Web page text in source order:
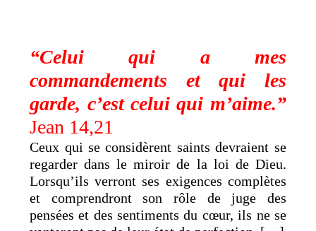
“Celui qui a mes
commandements et qui les
garde, c’est celui qui m’aime.”
Jean 14,21
Ceux qui se considèrent saints devraient se
regarder dans le miroir de la loi de Dieu.
Lorsqu’ils verront ses exigences complètes
et comprendront son rôle de juge des
pensées et des sentiments du cœur, ils ne se